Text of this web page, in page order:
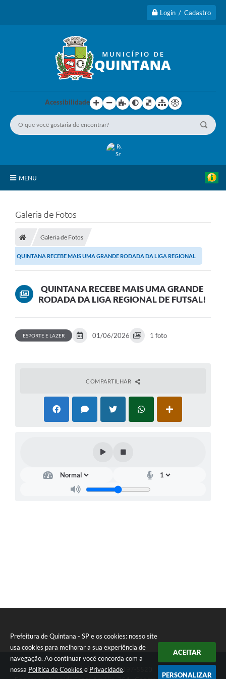
Prefeitura de Quintana - SP e os cookies: nosso site
usa cookies para melhorar a sua experiência de
navegação. Ao continuar você concorda com a
nossa Política de Cookies e Privacidade.
ACEITAR
PERSONALIZAR
Login / Cadastro
Acessibilidade
MENU
A Cidade
A Prefeitura
Secretarias
Licitações
Tecnologia da Informação e Proteção de Dados
Galeria de Fotos
Telefones Úteis
Galeria de Fotos
Galeria de Fotos
QUINTANA RECEBE MAIS UMA GRANDE RODADA DA LIGA REGIONAL
QUINTANA RECEBE MAIS UMA GRANDE
RODADA DA LIGA REGIONAL DE FUTSAL!
ESPORTE E LAZER 01/06/2026 1 foto
COMPARTILHAR
Telefone: (14) 3197-5520